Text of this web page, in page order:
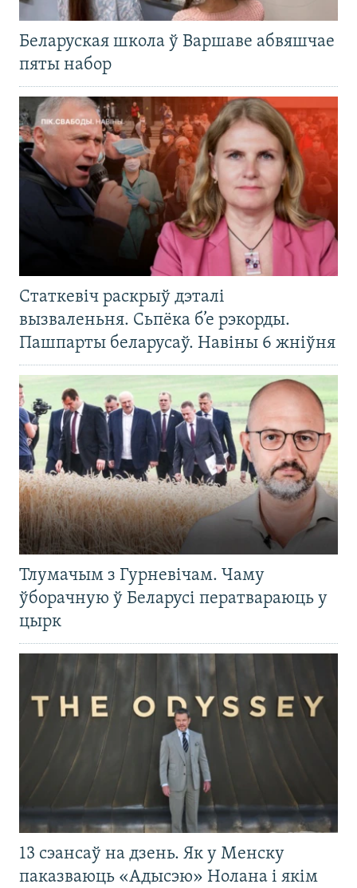
Беларуская школа ў Варшаве абвяшчае
пяты набор
Статкевіч раскрыў дэталі
вызваленьня. Сьпёка б’е рэкорды.
Пашпарты беларусаў. Навіны 6 жніўня
Тлумачым з Гурневічам. Чаму
ўборачную ў Беларусі ператвараюць у
цырк
13 сэансаў на дзень. Як у Менску
паказваюць «Адысэю» Нолана і якім